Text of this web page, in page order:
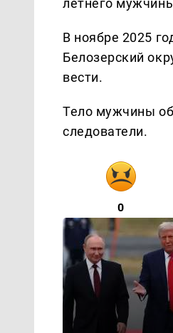
летнего
В ноябре 2025
Белозерский
вести.
Тело мужчины
следователи.
0